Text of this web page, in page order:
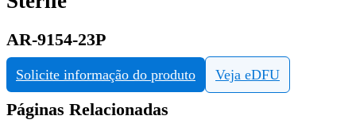
AR-9154-23P
Solicite informação do produto Veja eDFU
Páginas Relacionadas